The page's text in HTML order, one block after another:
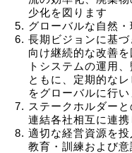
少化を図ります
グローバルな自然
長期ビジョンに基
向け継続的な改善
トシステムの運用
ともに、定期的な
をグローバルに行い
ステークホルダー
連結各社相互に連
適切な経営資源を投
教育・訓練および